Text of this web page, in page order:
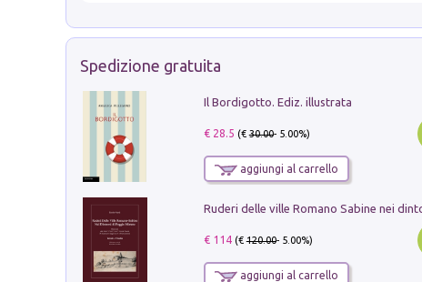
Spedizione gratuita
Il Bordigotto. Ediz. illustrata
€ 28.5 (€30.00- 5.00%)
aggiungi al carrello
€ 114(€120.00- 5.00%)
aggiungi al carrello